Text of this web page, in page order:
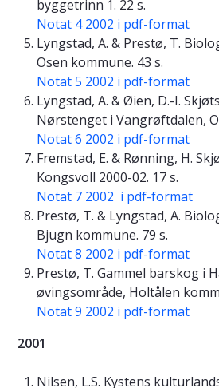
byggetrinn 1. 22 s.
Notat 4 2002 i pdf-format
Lyngstad, A. & Prestø, T.
Osen kommune. 43 s.
Notat 5 2002 i pdf-format
Lyngstad, A. & Øien, D.-I.
Nørstenget i Vangrøftdalen,
Notat 6 2002 i pdf-format
Fremstad, E. & Rønning, H.
Kongsvoll 2000-02. 17 s.
Notat 7 2002 i pdf-format
Prestø, T. & Lyngstad, A.
Bjugn kommune. 79 s.
Notat 8 2002 i pdf-format
Prestø, T. Gammel barskog i
øvingsområde, Holtålen
Notat 9 2002 i pdf-format
2001
Nilsen, L.S. Kystens